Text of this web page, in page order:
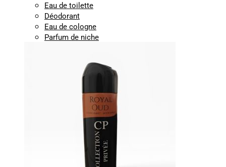
Eau de toilette
Déodorant
Eau de cologne
Parfum de niche